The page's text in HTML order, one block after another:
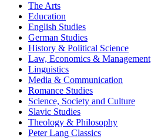
The Arts
Education
English Studies
German Studies
History & Political Science
Law, Economics & Management
Linguistics
Media & Communication
Romance Studies
Science, Society and Culture
Slavic Studies
Theology & Philosophy
Peter Lang Classics